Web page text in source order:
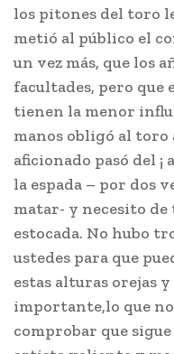
los pitones del toro
metió al público el
un vez más, que los
facultades, pero que
tienen la menor
manos obligó al toro
aficionado pasó del ¡
la espada – por dos
matar- y necesito
estocada. No hubo
ustedes para que
estas alturas orejas y
importante,lo que
comprobar que